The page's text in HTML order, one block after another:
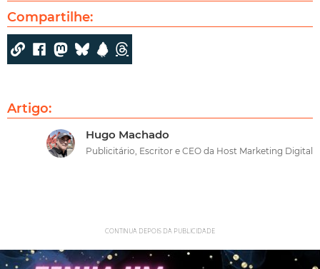
Compartilhe:
Artigo:
Hugo Machado
Publicitário, Escritor e CEO da Host Marketing Digital
CONTINUA DEPOIS DA PUBLICIDADE